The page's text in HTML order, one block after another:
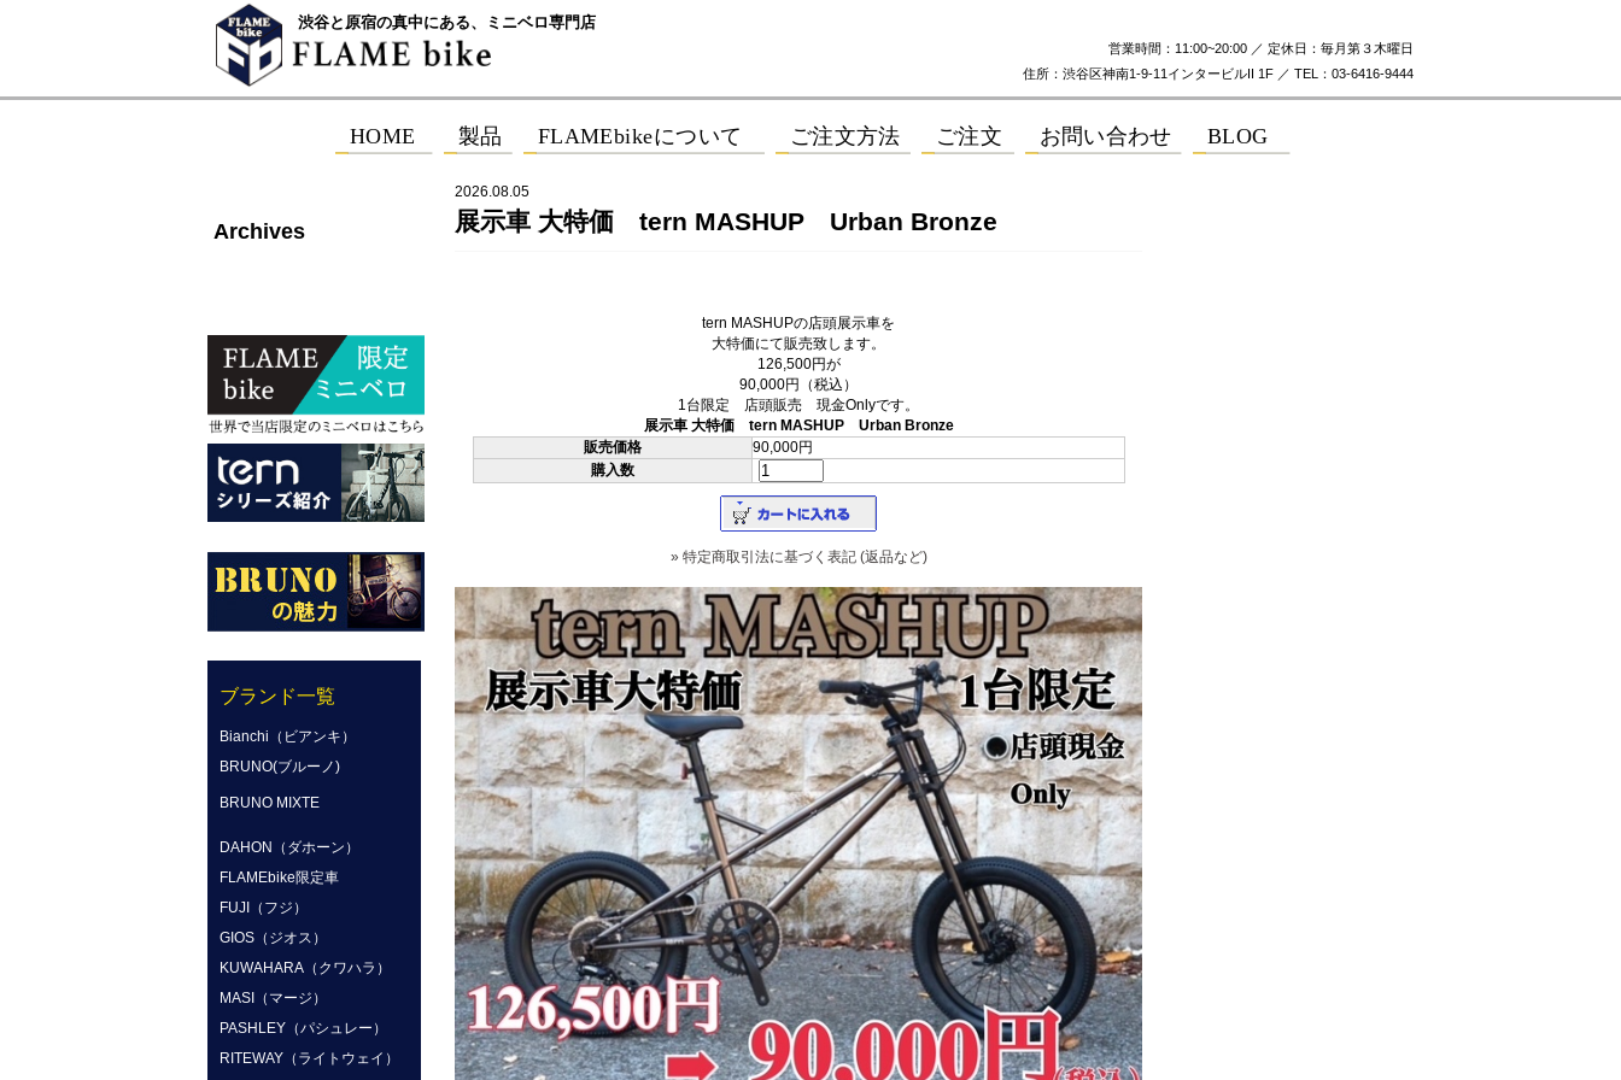
渋谷と原宿の真中にある、ミニベロ専門店
営業時間：11:00~20:00 ／ 定休日：毎月第３木曜日
住所：渋谷区神南1-9-11インタービルII 1F ／ TEL：03-6416-9444
Archives
ブランド一覧
Bianchi（ビアンキ）
BRUNO(ブルーノ)
BRUNO MIXTE
DAHON（ダホーン）
FLAMEbike限定車
FUJI（フジ）
GIOS（ジオス）
KUWAHARA（クワハラ）
MASI（マージ）
PASHLEY（パシュレー）
RITEWAY（ライトウェイ）
2026.08.05
展示車 大特価 tern MASHUP Urban Bronze
tern MASHUPの店頭展示車を
大特価にて販売致します。
126,500円が
90,000円（税込）
1台限定 店頭販売 現金Onlyです。
展示車 大特価 tern MASHUP Urban Bronze
販売価格
90,000円
購入数
» 特定商取引法に基づく表記 (返品など)